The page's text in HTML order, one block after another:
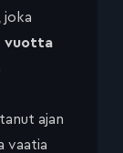
joka
vuotta
ajan
vaatia